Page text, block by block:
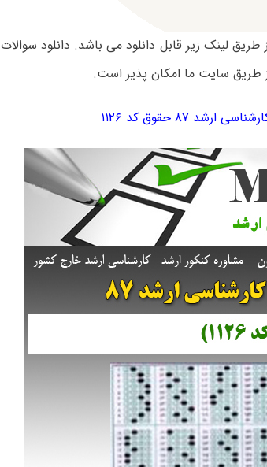
کارشناسی ارشد ۱۳۸۷ حقوق از طریق لینک زیر قابل دانلود می باشد. دانلود سوالات
۸۷ حقوق کد ۱۱۲۶